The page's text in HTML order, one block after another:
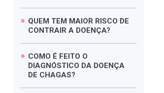
QUEM TEM MAIOR RISCO DE
CONTRAIR A DOENÇA?
COMO É FEITO O
DIAGNÓSTICO DA DOENÇA
DE CHAGAS?